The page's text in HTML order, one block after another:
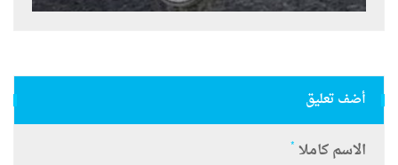
أضف تعليق
الاسم كاملا *